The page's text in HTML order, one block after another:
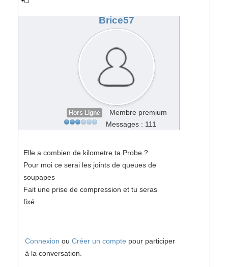
Brice57
Hors Ligne
Membre premium
Messages : 111
Elle a combien de kilometre ta Probe ?
Pour moi ce serai les joints de queues de
soupapes
Fait une prise de compression et tu seras
fixé
Connexion ou Créer un compte pour participer
à la conversation.